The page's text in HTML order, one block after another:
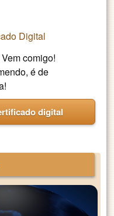
comigo!
é de
digital